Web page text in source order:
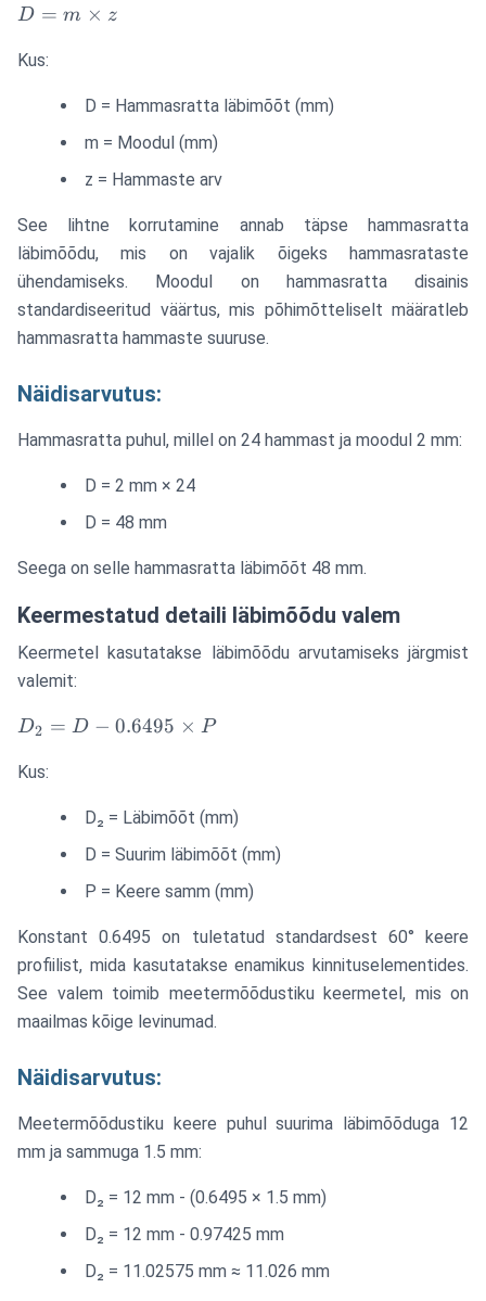
D =
\times
D = m × z
Kus:
D = Hammasratta läbimõõt (mm)
m = Moodul (mm)
z = Hammaste arv
See lihtne korrutamine annab täpse hammasratta
läbimõõdu, mis on vajalik õigeks hammasrataste
ühendamiseks. Moodul on hammasratta disainis
standardiseeritud väärtus, mis põhimõtteliselt määratleb
hammasratta hammaste suuruse.
Näidisarvutus:
Hammasratta puhul, millel on 24 hammast ja moodul 2 mm:
D = 2 mm × 24
D = 48 mm
Seega on selle hammasratta läbimõõt 48 mm.
Keermestatud detaili läbimõõdu valem
Keermetel kasutatakse läbimõõdu arvutamiseks järgmist
valemit:
D_2 =
0.6495
D2 = D − 0.6495 × P
Kus:
D₂ = Läbimõõt (mm)
D = Suurim läbimõõt (mm)
P = Keere samm (mm)
Konstant 0.6495 on tuletatud standardsest 60° keere
profiilist, mida kasutatakse enamikus kinnituselementides.
See valem toimib meetermõõdustiku keermetel, mis on
maailmas kõige levinumad.
Näidisarvutus:
Meetermõõdustiku keere puhul suurima läbimõõduga 12
mm ja sammuga 1.5 mm:
D₂ = 12 mm - (0.6495 × 1.5 mm)
D₂ = 12 mm - 0.97425 mm
D₂ = 11.02575 mm ≈ 11.026 mm